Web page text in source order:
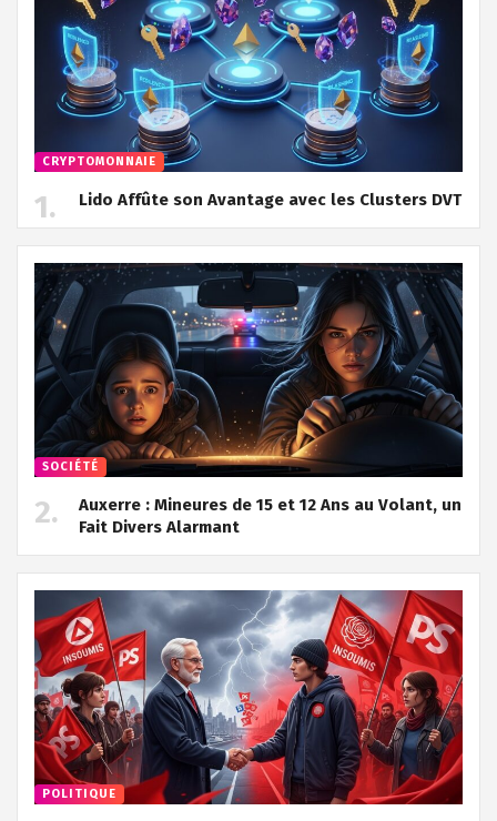
CRYPTOMONNAIE
Lido Affûte son Avantage avec les Clusters DVT
SOCIÉTÉ
Auxerre : Mineures de 15 et 12 Ans au Volant, un
Fait Divers Alarmant
POLITIQUE